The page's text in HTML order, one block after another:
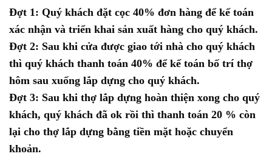
Đợt 1: Quý khách đặt cọc 40% đơn hàng để kế toán
xác nhận và triển khai sản xuất hàng cho quý khách.
Đợt 2: Sau khi cửa được giao tới nhà cho quý khách
thì quý khách thanh toán 40% để kế toán bố trí thợ
hôm sau xuống lắp dựng cho quý khách.
Đợt 3: Sau khi thợ lắp dựng hoàn thiện xong cho quý
khách, quý khách đã ok rồi thì thanh toán 20 % còn
lại cho thợ lắp dựng bằng tiền mặt hoặc chuyển
khoản.